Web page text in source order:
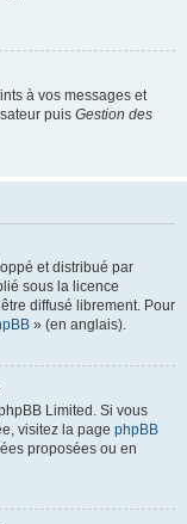
à vos messages et
puis Gestion des
et distribué par
sous la licence
diffusé librement. Pour
» (en anglais).
Limited. Si vous
visitez la page phpBB
proposées ou en